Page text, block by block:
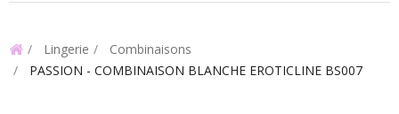
Lingerie
Combinaisons
PASSION - COMBINAISON BLANCHE EROTICLINE BS007